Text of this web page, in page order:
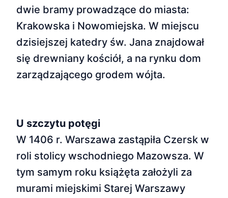
dwie bramy prowadzące do miasta:
Krakowska i Nowomiejska. W miejscu
dzisiejszej katedry św. Jana znajdował
się drewniany kościół, a na rynku dom
zarządzającego grodem wójta.
U szczytu potęgi
W 1406 r. Warszawa zastąpiła Czersk w
roli stolicy wschodniego Mazowsza. W
tym samym roku książęta założyli za
murami miejskimi Starej Warszawy